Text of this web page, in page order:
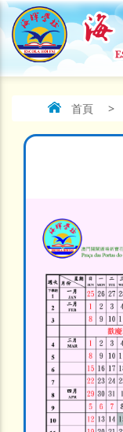
首頁 >